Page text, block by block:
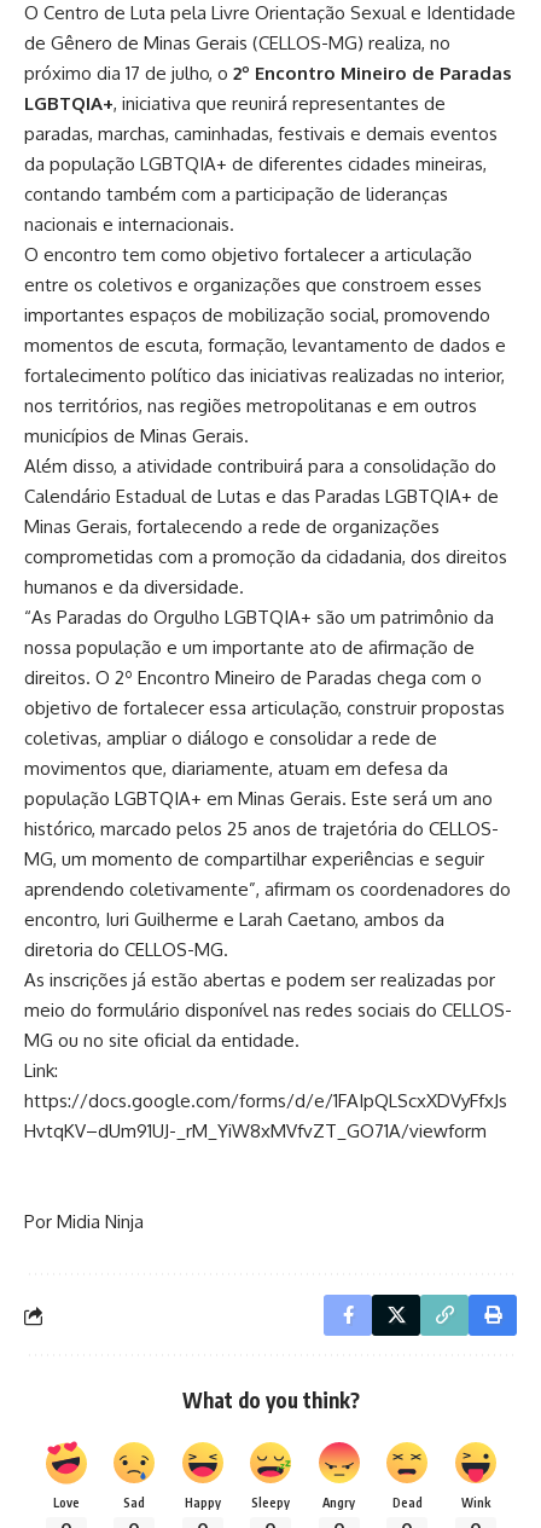
O Centro de Luta pela Livre Orientação Sexual e Identidade
de Gênero de Minas Gerais (CELLOS-MG) realiza, no
próximo dia 17 de julho, o 2º Encontro Mineiro de Paradas
LGBTQIA+, iniciativa que reunirá representantes de
paradas, marchas, caminhadas, festivais e demais eventos
da população LGBTQIA+ de diferentes cidades mineiras,
contando também com a participação de lideranças
nacionais e internacionais.
O encontro tem como objetivo fortalecer a articulação
entre os coletivos e organizações que constroem esses
importantes espaços de mobilização social, promovendo
momentos de escuta, formação, levantamento de dados e
fortalecimento político das iniciativas realizadas no interior,
nos territórios, nas regiões metropolitanas e em outros
municípios de Minas Gerais.
Além disso, a atividade contribuirá para a consolidação do
Calendário Estadual de Lutas e das Paradas LGBTQIA+ de
Minas Gerais, fortalecendo a rede de organizações
comprometidas com a promoção da cidadania, dos direitos
humanos e da diversidade.
“As Paradas do Orgulho LGBTQIA+ são um patrimônio da
nossa população e um importante ato de afirmação de
direitos. O 2º Encontro Mineiro de Paradas chega com o
objetivo de fortalecer essa articulação, construir propostas
coletivas, ampliar o diálogo e consolidar a rede de
movimentos que, diariamente, atuam em defesa da
população LGBTQIA+ em Minas Gerais. Este será um ano
histórico, marcado pelos 25 anos de trajetória do CELLOS-
MG, um momento de compartilhar experiências e seguir
aprendendo coletivamente”, afirmam os coordenadores do
encontro, Iuri Guilherme e Larah Caetano, ambos da
diretoria do CELLOS-MG.
As inscrições já estão abertas e podem ser realizadas por
meio do formulário disponível nas redes sociais do CELLOS-
MG ou no site oficial da entidade.
Link:
https://docs.google.com/forms/d/e/1FAIpQLScxXDVyFfxJs
HvtqKV–dUm91UJ-_rM_YiW8xMVfvZT_GO71A/viewform
Por Midia Ninja
What do you think?
Love Sad Happy Sleepy Angry Dead Wink